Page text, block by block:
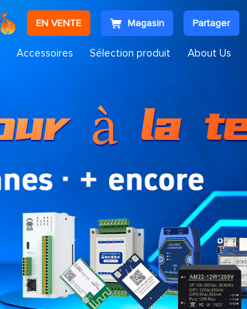
EN VENTE Magasin Partager
Accessoires Sélection produit About Us